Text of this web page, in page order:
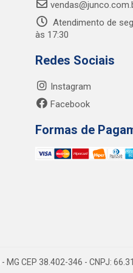
Atendimento de
às 17:30
Redes Sociais
Instagram
Facebook
Formas de
CEP 38.402-346 - CNPJ: